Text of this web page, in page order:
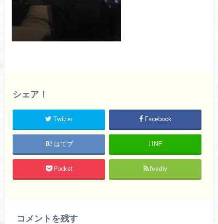
シェア！
Twitter Facebook
はてブ LINE
Pocket feedly
コメントを残す